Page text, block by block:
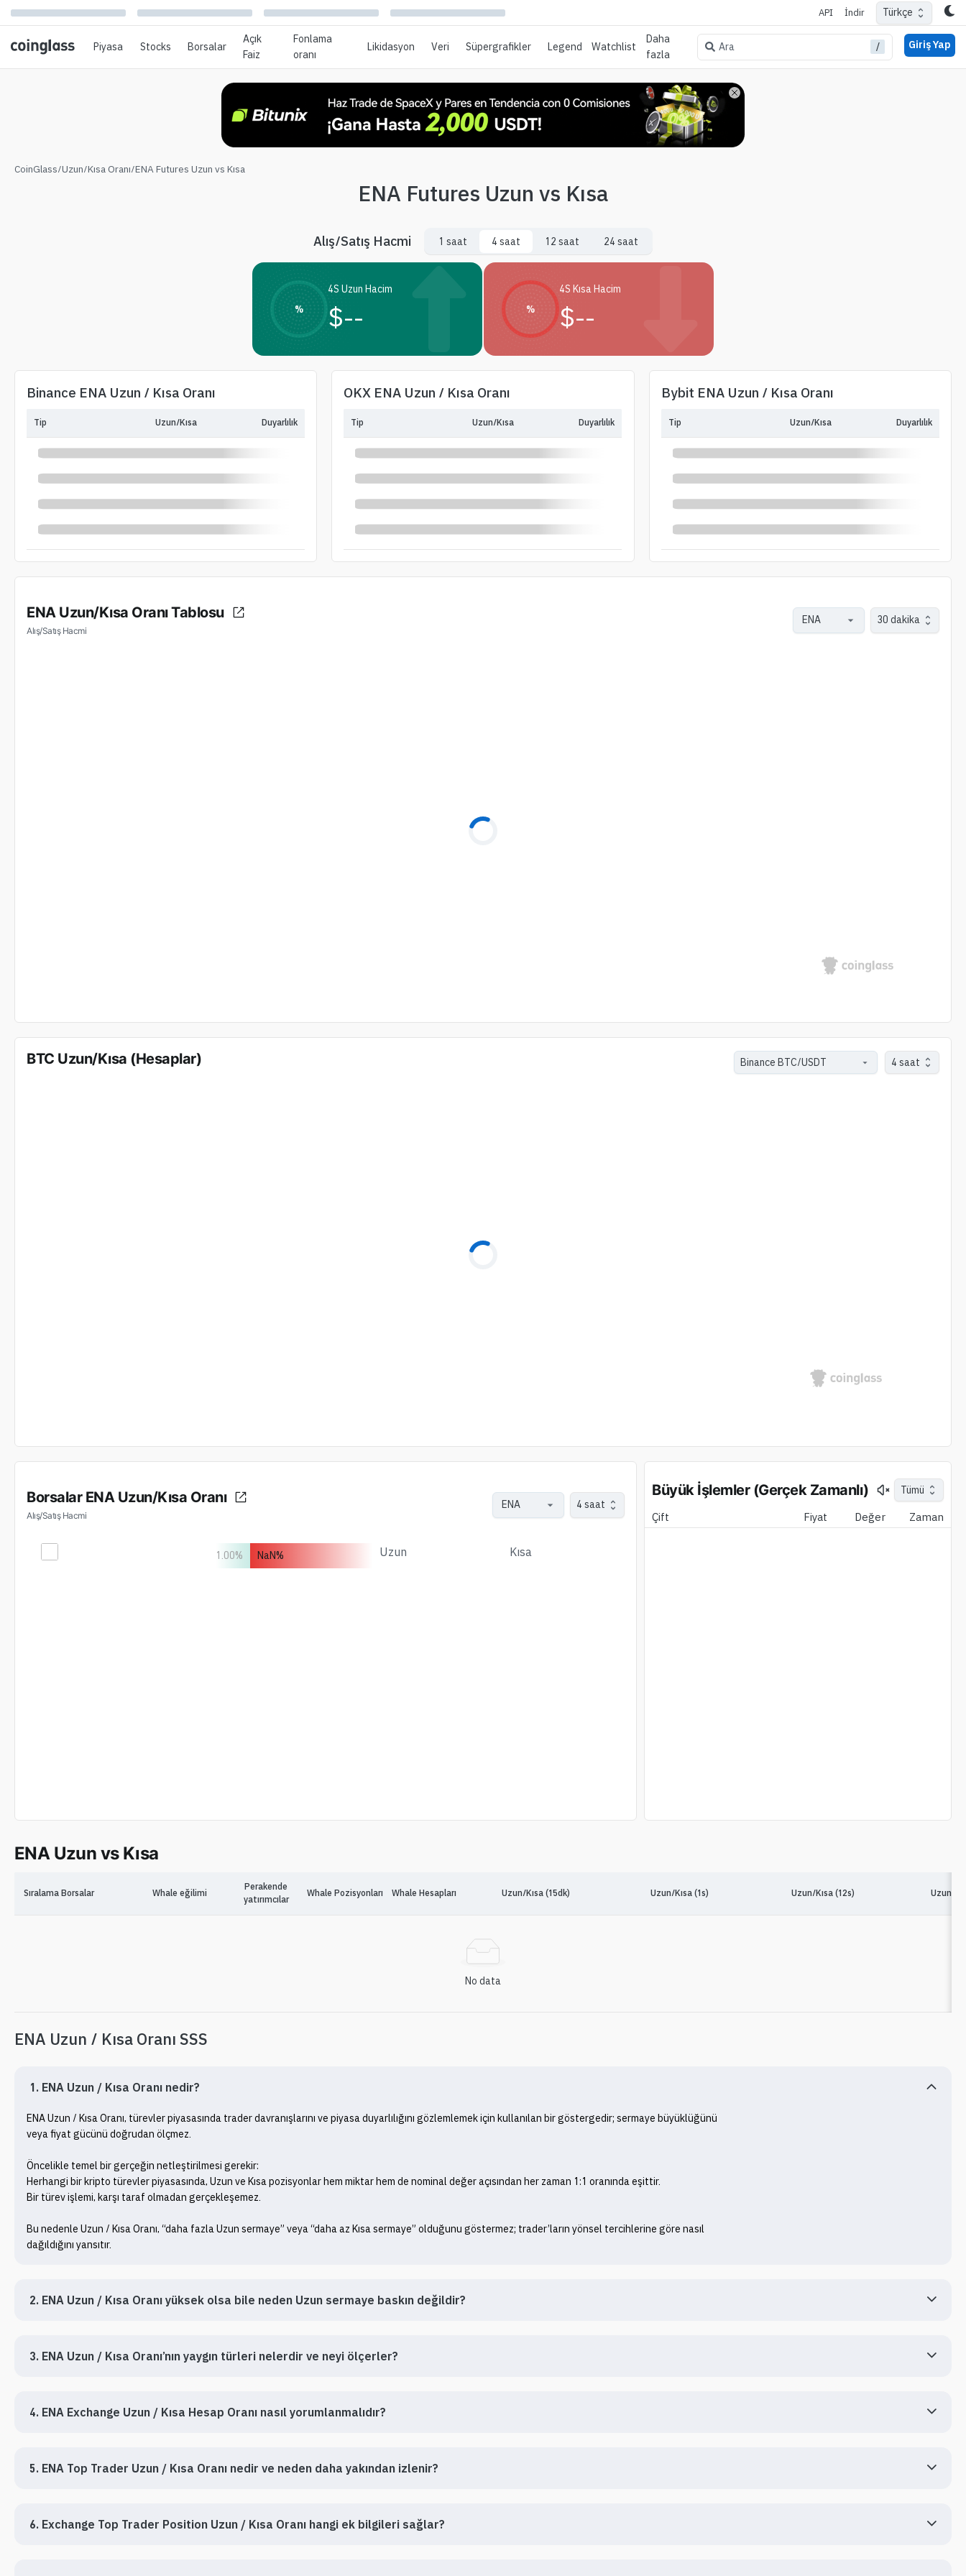
API İndir Türkçe
Piyasa Stocks Borsalar
Açık
Faiz
Fonlama
oranı
Likidasyon Veri Süpergrafikler Legend Watchlist
Daha
fazla
Ara / Giriş Yap
CoinGlass/Uzun/Kısa Oranı/ENA Futures Uzun vs Kısa
ENA Futures Uzun vs Kısa
Alış/Satış Hacmi 1 saat 4 saat 12 saat 24 saat
%
4S Uzun Hacim
$-- %
4S Kısa Hacim
$--
Binance ENA Uzun / Kısa Oranı
Tip Uzun/Kısa Duyarlılık
OKX ENA Uzun / Kısa Oranı
Tip Uzun/Kısa Duyarlılık
Bybit ENA Uzun / Kısa Oranı
Tip Uzun/Kısa Duyarlılık
ENA Uzun/Kısa Oranı Tablosu
Alış/Satış Hacmi
30 dakika
BTC Uzun/Kısa (Hesaplar) 4 saat
Borsalar ENA Uzun/Kısa Oranı
Alış/Satış Hacmi
4 saat
1.00% NaN% Uzun Kısa
Büyük İşlemler (Gerçek Zamanlı) Tümü
Çift Fiyat Değer Zaman
ENA Uzun vs Kısa
Sıralama Borsalar Whale eğilimi
Perakende
yatırımcılar
Whale Pozisyonları Whale Hesapları Uzun/Kısa (15dk) Uzun/Kısa (1s) Uzun/Kısa (12s) Uzun/
No data
ENA Uzun / Kısa Oranı SSS
1. ENA Uzun / Kısa Oranı nedir?
ENA Uzun / Kısa Oranı, türevler piyasasında trader davranışlarını ve piyasa duyarlılığını gözlemlemek için kullanılan bir göstergedir; sermaye büyüklüğünü
veya fiyat gücünü doğrudan ölçmez.
Öncelikle temel bir gerçeğin netleştirilmesi gerekir:
Herhangi bir kripto türevler piyasasında, Uzun ve Kısa pozisyonlar hem miktar hem de nominal değer açısından her zaman 1:1 oranında eşittir.
Bir türev işlemi, karşı taraf olmadan gerçekleşemez.
Bu nedenle Uzun / Kısa Oranı, “daha fazla Uzun sermaye” veya “daha az Kısa sermaye” olduğunu göstermez; trader’ların yönsel tercihlerine göre nasıl
dağıldığını yansıtır.
2. ENA Uzun / Kısa Oranı yüksek olsa bile neden Uzun sermaye baskın değildir?
3. ENA Uzun / Kısa Oranı’nın yaygın türleri nelerdir ve neyi ölçerler?
4. ENA Exchange Uzun / Kısa Hesap Oranı nasıl yorumlanmalıdır?
5. ENA Top Trader Uzun / Kısa Oranı nedir ve neden daha yakından izlenir?
6. Exchange Top Trader Position Uzun / Kısa Oranı hangi ek bilgileri sağlar?